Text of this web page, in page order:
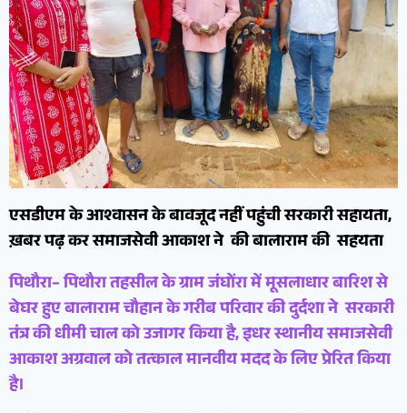
एसडीएम के आश्वासन के बावजूद नहीं पहुंची सरकारी सहायता,
ख़बर पढ़ कर समाजसेवी आकाश ने की बालाराम की सहयता
पिथौरा– पिथौरा तहसील के ग्राम जंघोंरा में मूसलाधार बारिश से
बेघर हुए बालाराम चौहान के गरीब परिवार की दुर्दशा ने सरकारी
तंत्र की धीमी चाल को उजागर किया है, इधर स्थानीय समाजसेवी
आकाश अग्रवाल को तत्काल मानवीय मदद के लिए प्रेरित किया
है।